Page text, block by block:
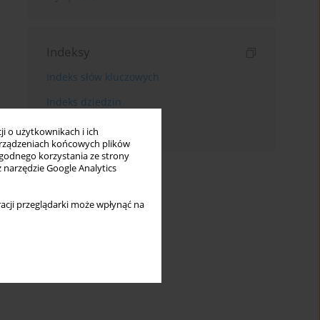
o użytkownikach i ich
końcowych plików
korzystania ze strony
Google Analytics
przeglądarki może wpłynąć na
Indeksy
Indeks słów kluczowych
Indeks dziedzin
Indeks autorów